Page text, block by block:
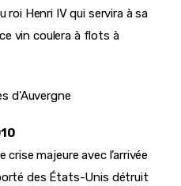
roi Henri IV qui servira à sa
vin coulera à flots à
majeure avec l’arrivée
des États-Unis détruit